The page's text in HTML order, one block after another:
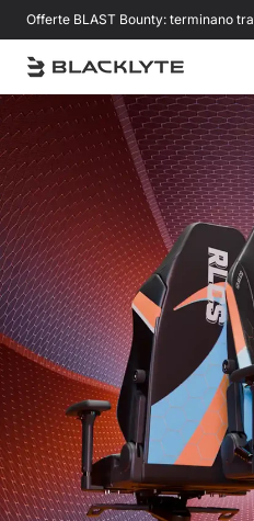
Vai al contenuto
Offerte BLAST Bounty: terminano tra